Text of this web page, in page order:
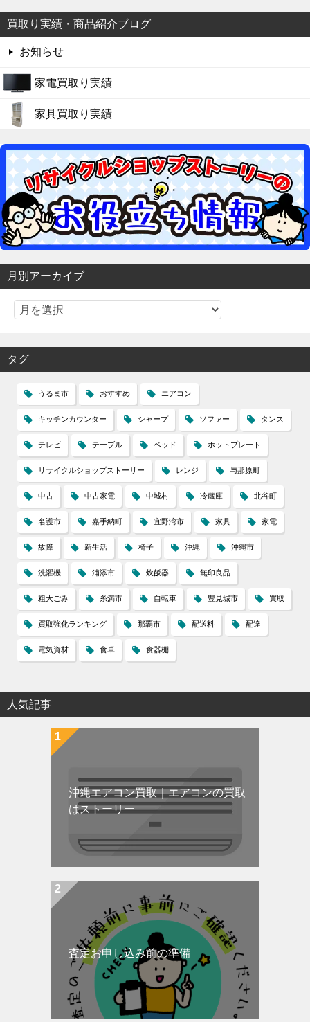
買取り実績・商品紹介ブログ
お知らせ
家電買取り実績
家具買取り実績
月別アーカイブ
タグ
うるま市 おすすめ エアコン
キッチンカウンター シャープ ソファー タンス
テレビ テーブル ベッド ホットプレート
リサイクルショップストーリー レンジ 与那原町
中古 中古家電 中城村 冷蔵庫 北谷町
名護市 嘉手納町 宜野湾市 家具 家電
故障 新生活 椅子 沖縄 沖縄市
洗濯機 浦添市 炊飯器 無印良品
粗大ごみ 糸満市 自転車 豊見城市 買取
買取強化ランキング 那覇市 配送料 配達
電気資材 食卓 食器棚
人気記事
沖縄エアコン買取｜エアコンの買取
はストーリー
査定お申し込み前の準備